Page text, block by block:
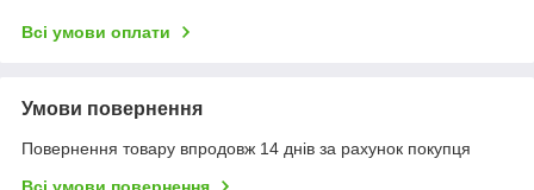
Всі умови оплати
Умови повернення
Повернення товару впродовж 14 днів за рахунок покупця